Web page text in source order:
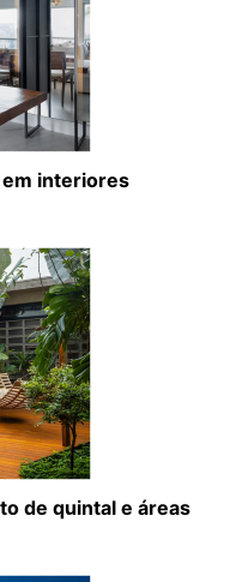
interiores
de quintal e áreas